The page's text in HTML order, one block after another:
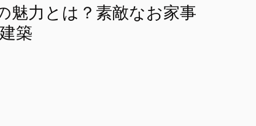
魅力とは？素敵なお家事
築